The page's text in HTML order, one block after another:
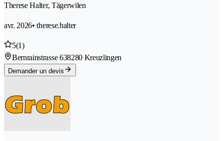
Therese Halter, Tägerwilen
avr. 2026• therese.halter
5(1)
Bernrainstrasse 638280 Kreuzlingen
Demander un devis